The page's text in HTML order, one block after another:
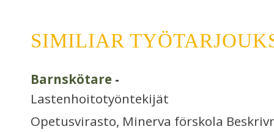
SIMILIAR
Barnskötare -
Lastenhoitotyöntekijät
Opetusvirasto, Minerva förskola